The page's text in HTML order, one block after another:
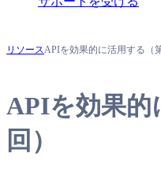
リソースAPIを効果的に活用する（
APIを効果的
回）